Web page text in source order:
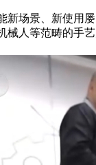
场景、新使用屡
械人等范畴的手